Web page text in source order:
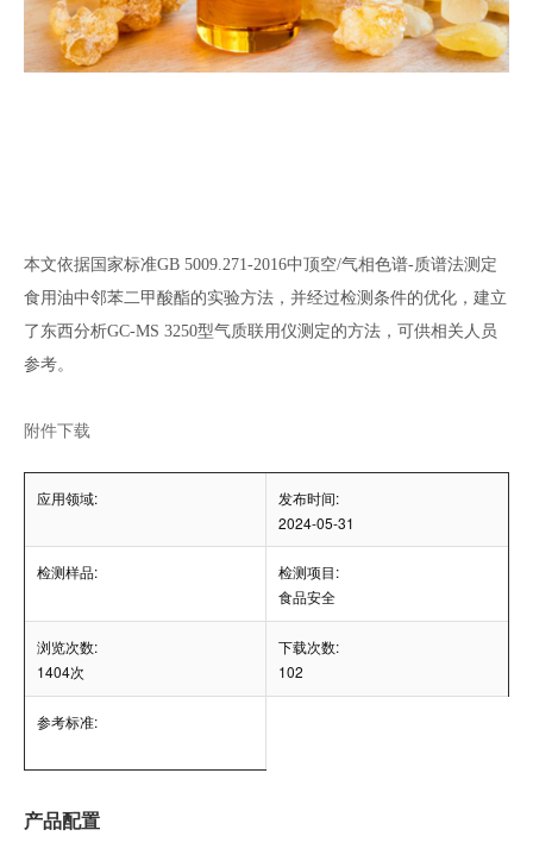
本文依据国家标准GB 5009.271-2016中顶空/气相色谱-质谱法测定
食用油中邻苯二甲酸酯的实验方法，并经过检测条件的优化，建立
了东西分析GC-MS 3250型气质联用仪测定的方法，可供相关人员
参考。
附件下载
应用领域:
发布时间:
2024-05-31
检测样品:
检测项目:
食品安全
浏览次数:
1404次
下载次数:
102
参考标准:
产品配置